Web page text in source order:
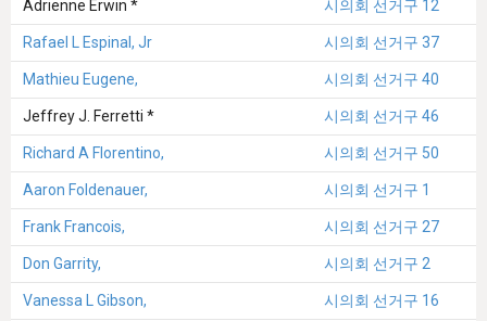
Adrienne Erwin * 시의회 선거구 12
Rafael L Espinal, Jr 시의회 선거구 37
Mathieu Eugene, 시의회 선거구 40
Jeffrey J. Ferretti * 시의회 선거구 46
Richard A Florentino, 시의회 선거구 50
Aaron Foldenauer, 시의회 선거구 1
Frank Francois, 시의회 선거구 27
Don Garrity, 시의회 선거구 2
Vanessa L Gibson, 시의회 선거구 16